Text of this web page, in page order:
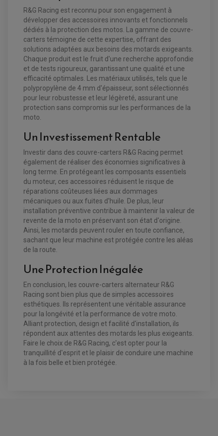
KIT DURITE DE FREIN
KIT DURITE D'EMBRAYAGE MOTO
KIT RÉPARATION ÉTRIER DE FREIN
KIT RÉPARATION MAÎTRE CYLINDRE
MAÎTRE CYLINDRE
HUILE ET PRODUIT D'ENTRETIEN
HUILE MOTEUR
PRODUIT D'ENTRETIEN
PARTIE CYCLE
ARAIGNÉE / SUPPORT CARÉNAGE
BULLE / PARE-BRISE
KIT RABAISSEMENT MOTO
LEVIER DE FREIN
LEVIER D'EMBRAYAGE
PÉDALE DE FREIN
REPOSE PIED TYPE ORIGINE
RETROVISEUR MOTO TYPE ORIGINE
PRODUIT ENTRETIEN
FILTRE A AIR
FILTRE A HUILE
BOUGIE SCOOTER
PRODUIT D'ENTRETIEN
FILTRE A AIR K&N
HUILE ET LUBRIFIANTS SCOOTER
HUILE SCOOTER
PRODUIT D'ENTRETIEN SCOOTER
PARTIE CYCLE
LEVIER DE FREIN
RÉTROVISEUR TYPE ORIGINE
PIÈCE MOTEUR
GALET DE VARIATEUR
COURROIE
VARIATEUR SCOOTER
POMPE A ESSENCE
JANTES / ACCESSOIRES QUAD ET SSV
CHAÎNE A NEIGE QUAD-SSV
CHAÎNES A NEIGE
CHAMBRE A AIR QUAD ET SSV
CLOUS / CRAMPON VISSABLE
ÉLARGISSEURES DE VOIES QUAD
JANTES QUAD ET SSV
DISQUE DE FREIN ARRIÈRE
PLAQUETTE DE FREIN
KIT RÉPARATION PÉDALE DE FREIN
KIT RÉPARATION MAÎTRE CYLINDRE
KIT RÉPARATION ÉTRIER DE FREIN
ROULEMENT MOTO CROSS ET ENDURO
ROULEMENT DE ROUE AVANT
ROULEMENT DE ROUE ARRIÈRE
ROULEMENT D'AMORTISSEUR
ROULEMENT BIELLETTES
ROULEMENT COLONNE DE DIRECTION
ROULEMENT BRAS OSCILLANT
R&G Racing est reconnu pour son engagement à
développer des accessoires innovants et fonctionnels
dédiés à la protection des motos. La gamme de couvre-
carters témoigne de cette expertise, offrant des
solutions adaptées aux besoins des motards exigeants.
Chaque produit est le fruit d'une recherche approfondie
et de tests rigoureux, garantissant une qualité et une
efficacité optimales. Les matériaux utilisés, tels que le
polypropylène de 4 mm d'épaisseur, sont sélectionnés
pour leur robustesse et leur légèreté, assurant une
protection sans compromis sur les performances de la
moto.
Un Investissement Rentable
Investir dans des couvre-carters R&G Racing permet
également de réaliser des économies significatives à
long terme. En protégeant les composants essentiels
du moteur, ces accessoires réduisent le risque de
réparations coûteuses liées aux dommages
mécaniques ou aux fuites d'huile. De plus, leur
installation préventive contribue à maintenir la valeur de
revente de la moto en préservant son état d'origine.
Ainsi, les motards peuvent rouler en toute confiance,
sachant que leur machine est protégée contre les aléas
de la route.
Une Protection Inégalée
En conclusion, les couvre-carters alternateur R&G
Racing sont bien plus que de simples accessoires
esthétiques. Ils représentent une véritable assurance
pour la longévité et la performance de votre moto.
Alliant protection, design et facilité d'installation, ils
répondent aux attentes des motards les plus exigeants.
Faire le choix de R&G Racing, c'est opter pour la
tranquillité d'esprit et le plaisir de conduire une machine
à la fois belle et bien protégée.